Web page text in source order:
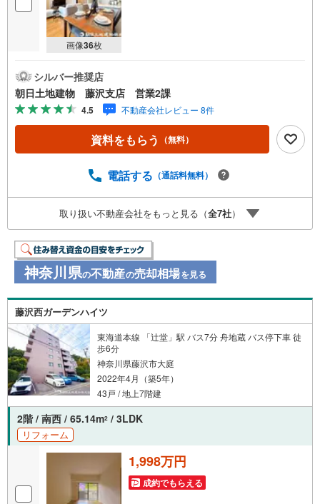
画像36枚
シルバー推奨店
朝日土地建物 藤沢支店 営業2課
4.5 不動産会社レビュー 8件
資料をもらう （無料）
電話する （通話料無料）
取り扱い不動産会社をもっと見る（全7社）
神奈川県の不動産の売却相場を見る
藤沢西ガーデンハイツ
東海道本線 「辻堂」駅 バス7分 舟地蔵 バス停下車 徒
歩6分
神奈川県藤沢市大庭
2022年4月（築5年）
43戸 / 地上7階建
2階 / 南西 / 65.14m2 / 3LDK
リフォーム
1,998万円
成約でもらえる